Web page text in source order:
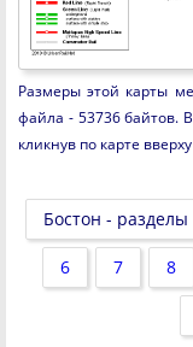
Размеры этой карты
файла - 53736 байтов.
кликнув по карте
Бостон - разделы
6 7 8